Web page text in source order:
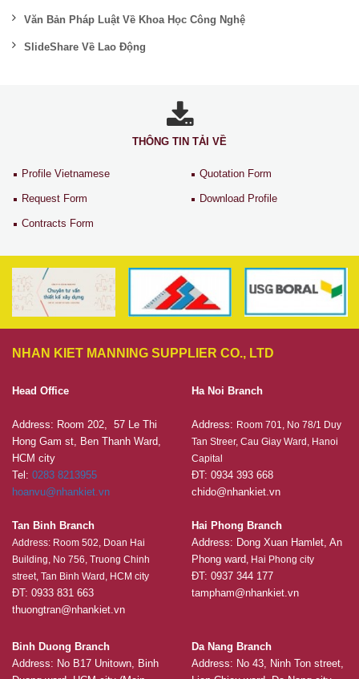
Văn Bản Pháp Luật Về Khoa Học Công Nghệ
SlideShare Về Lao Động
THÔNG TIN TẢI VỀ
Profile Vietnamese Quotation Form
Request Form Download Profile
Contracts Form
NHAN KIET MANNING SUPPLIER CO., LTD
Head Office
Address: Room 202, 57 Le Thi
Hong Gam st, Ben Thanh Ward,
HCM city
Tel: 0283 8213955
hoanvu@nhankiet.vn
Tan Binh Branch
Address: Room 502, Doan Hai
Building, No 756, Truong Chinh
street, Tan Binh Ward, HCM city
ĐT: 0933 831 663
thuongtran@nhankiet.vn
Ha Noi Branch
Address: Room 701, No 78/1 Duy
Tan Streer, Cau Giay Ward, Hanoi
Capital
ĐT: 0934 393 668
chido@nhankiet.vn
Hai Phong Branch
Address: Dong Xuan Hamlet, An
Phong ward , Hai Phong city
ĐT: 0937 344 177
tampham@nhankiet.vn
Binh Duong Branch
Address: No B17 Unitown, Binh
Da Nang Branch
Address: No 43, Ninh Ton street,